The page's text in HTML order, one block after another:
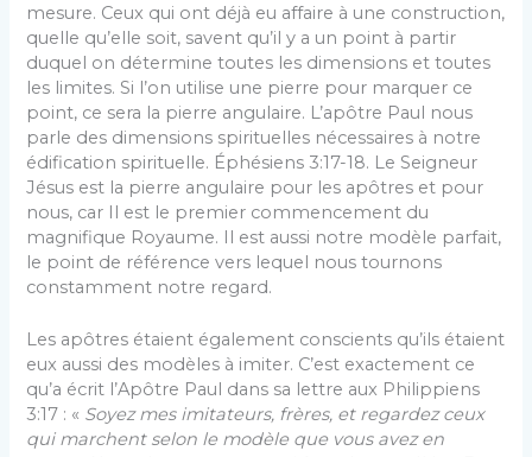
mesure. Ceux qui ont déjà eu affaire à une construction,
quelle qu’elle soit, savent qu’il y a un point à partir
duquel on détermine toutes les dimensions et toutes
les limites. Si l’on utilise une pierre pour marquer ce
point, ce sera la pierre angulaire. L’apôtre Paul nous
parle des dimensions spirituelles nécessaires à notre
édification spirituelle. Éphésiens 3:17-18. Le Seigneur
Jésus est la pierre angulaire pour les apôtres et pour
nous, car Il est le premier commencement du
magnifique Royaume. Il est aussi notre modèle parfait,
le point de référence vers lequel nous tournons
constamment notre regard.
Les apôtres étaient également conscients qu’ils étaient
eux aussi des modèles à imiter. C’est exactement ce
qu’a écrit l’Apôtre Paul dans sa lettre aux Philippiens
3:17 : « Soyez mes imitateurs, frères, et regardez ceux
qui marchent selon le modèle que vous avez en